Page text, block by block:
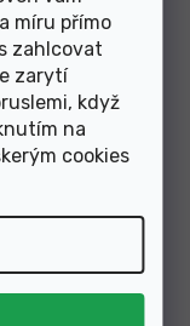
míru přímo
zahlcovat
zarytí
když
na
cookies
tak, aby ladily
buď přes
špičky.
lankem
Číst